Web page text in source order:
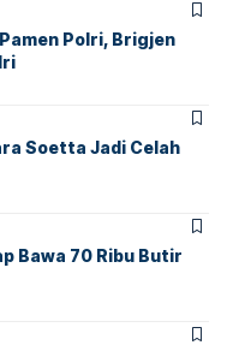
Polri, Brigjen
Soetta Jadi Celah
Bawa 70 Ribu Butir